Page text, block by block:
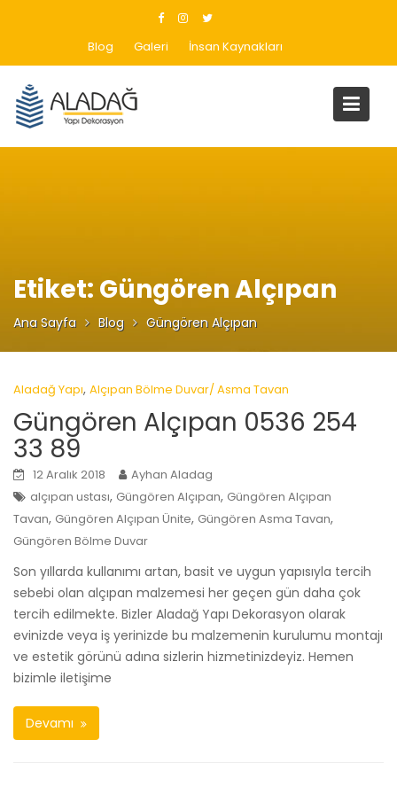
Blog Galeri İnsan Kaynakları
Etiket: Güngören Alçıpan
Ana Sayfa Blog Güngören Alçıpan
Aladağ Yapı, Alçıpan Bölme Duvar/ Asma Tavan
Güngören Alçıpan 0536 254
33 89
12 Aralık 2018
Ayhan Aladag
alçıpan ustası, Güngören Alçıpan, Güngören Alçıpan
Tavan, Güngören Alçıpan Ünite, Güngören Asma Tavan,
Güngören Bölme Duvar
Son yıllarda kullanımı artan, basit ve uygun yapısıyla tercih
sebebi olan alçıpan malzemesi her geçen gün daha çok
tercih edilmekte. Bizler Aladağ Yapı Dekorasyon olarak
evinizde veya iş yerinizde bu malzemenin kurulumu montajı
ve estetik görünü adına sizlerin hizmetinizdeyiz. Hemen
bizimle iletişime
Devamı